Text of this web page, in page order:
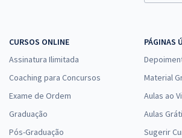
CURSOS ONLINE
Assinatura Ilimitada
Coaching para Concursos
Exame de Ordem
Graduação
Pós-Graduação
PÁGINAS
Material
Aulas ao
Aulas
Sugerir